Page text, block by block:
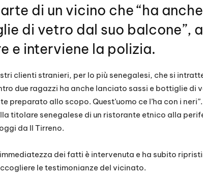
di un vicino che “ha anche
di vetro dal suo balcone”,
e interviene la polizia.
clienti stranieri, per lo più senegalesi, che si
due ragazzi ha anche lanciato sassi e bottiglie di
allo scopo. Quest’uomo ce l’ha con i
titolare senegalese di un ristorante etnico alla
da Il Tirreno.
dei fatti è intervenuta e ha subito
le testimonianze del vicinato.